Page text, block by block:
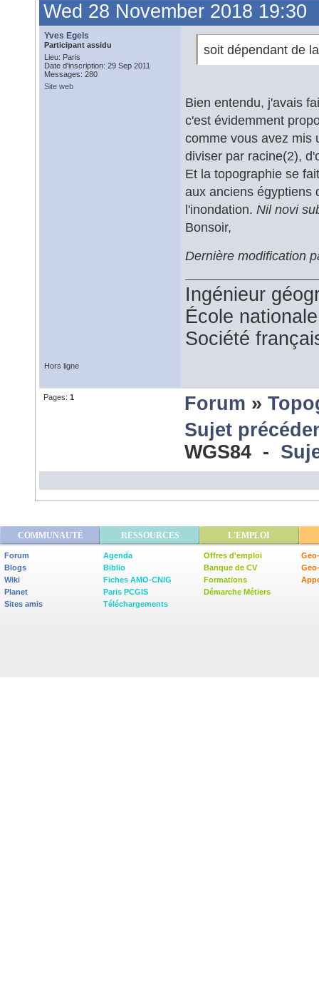
Wed 28 November 2018 19:30
Yves Egels
Participant assidu
Lieu: Paris
Date d'inscription: 29 Sep 2011
Messages: 280
Site web
soit dépendant de
Bien entendu, j'avais
c'est évidemment
comme vous avez mis
diviser par racine(2),
Et la topographie se
aux anciens égyptiens
l'inondation. Nil novi
Bonsoir,
Dernière modification
Ingénieur
École
Société
Hors ligne
Pages: 1 Forum »
Sujet
WGS84 -
COMMUNAUTÉ RESSOURCES L'EMPLOI
Forum
Blogs
Wiki
Planet
Sites amis
Agenda
Biblio
Fiches AMO-CNIG
Paris PCGIS
Téléchargements
Offres d'emploi
Banque de CV
Formations
Démarche Métiers